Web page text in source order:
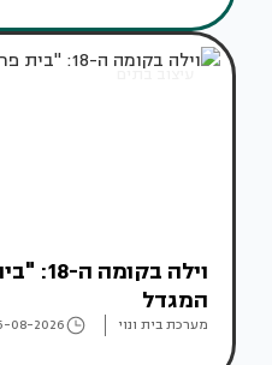
עיצוב בתים
וילה
המגדל
מערכת בית ונוי 08-2026